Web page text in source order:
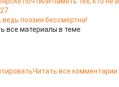
ведь поэзия бессмертна!
все материалы в теме
Читать все комментарии